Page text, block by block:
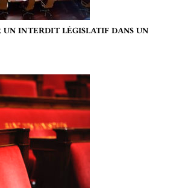
UN INTERDIT LÉGISLATIF DANS UN